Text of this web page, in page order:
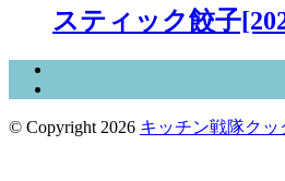
スティック餃子
© Copyright 2026 キッチン戦隊ク